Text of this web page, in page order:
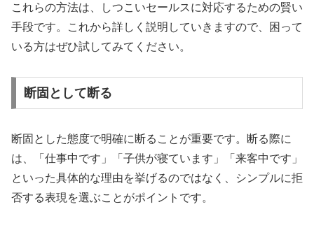
これらの方法は、しつこいセールスに対応するための賢い
手段です。これから詳しく説明していきますので、困って
いる方はぜひ試してみてください。
断固として断る
断固とした態度で明確に断ることが重要です。断る際に
は、「仕事中です」「子供が寝ています」「来客中です」
といった具体的な理由を挙げるのではなく、シンプルに拒
否する表現を選ぶことがポイントです。